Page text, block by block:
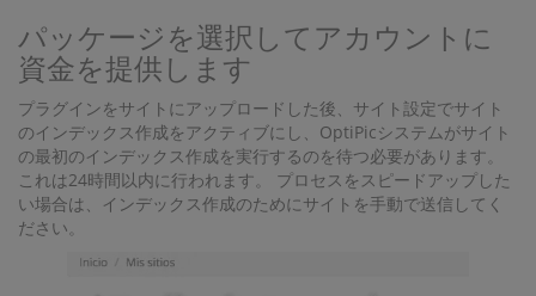
パッケージを選択してアカウントに
資金を提供します
プラグインをサイトにアップロードした後、サイト設定でサイト
のインデックス作成をアクティブにし、OptiPicシステムがサイト
の最初のインデックス作成を実行するのを待つ必要があります。
これは24時間以内に行われます。 プロセスをスピードアップした
い場合は、インデックス作成のためにサイトを手動で送信してく
ださい。